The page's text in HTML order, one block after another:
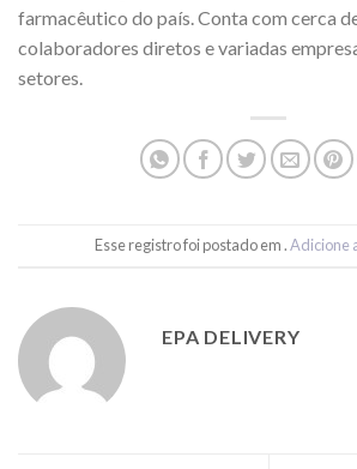
farmacêutico do país. Conta com cerca
colaboradores diretos e variadas
setores.
Esse registro foi postado em .Adicione
EPA DELIVERY